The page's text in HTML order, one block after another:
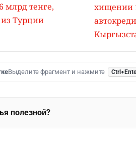
млрд тенге,
из Турции
хищении
Выделите фрагмент и нажмите
полезной?